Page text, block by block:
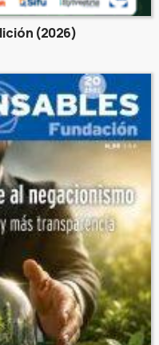
(2026)